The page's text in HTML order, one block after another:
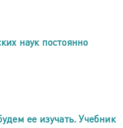
наук постоянно
ее изучать. Учебник